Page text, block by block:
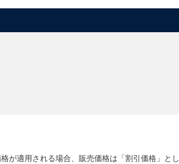
が適用される場合、販売価格は「割引価格」とし